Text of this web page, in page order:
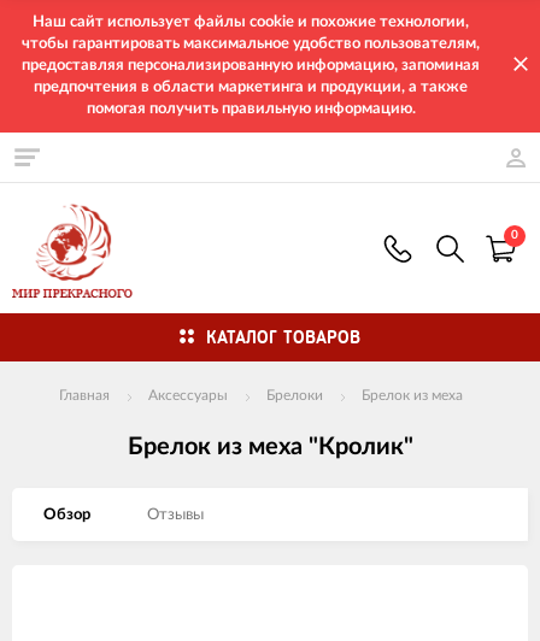
Наш сайт использует файлы cookie и похожие технологии,
чтобы гарантировать максимальное удобство пользователям,
предоставляя персонализированную информацию, запоминая
предпочтения в области маркетинга и продукции, а также
помогая получить правильную информацию.
0
КАТАЛОГ ТОВАРОВ
Главная Аксессуары Брелоки Брелок из меха
Брелок из меха "Кролик"
Обзор Отзывы